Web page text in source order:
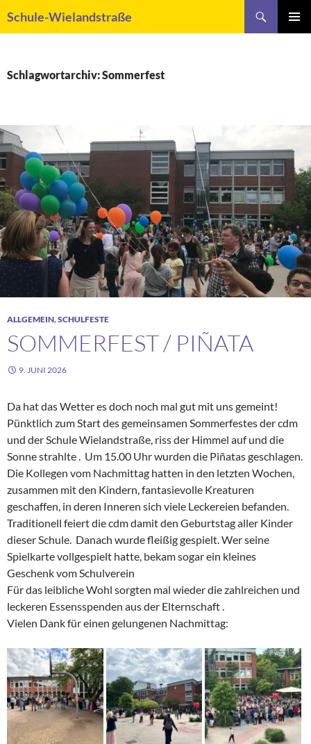
Inhalt
Schule-Wielandstraße
Schlagwortarchiv: Sommerfest
ALLGEMEIN,SCHULFESTE
SOMMERFEST / PIÑATA
9. JUNI 2026
Da hat das Wetter es doch noch mal gut mit uns gemeint!
Pünktlich zum Start des gemeinsamen Sommerfestes der cdm
und der Schule Wielandstraße, riss der Himmel auf und die
Sonne strahlte . Um 15.00 Uhr wurden die Piñatas geschlagen.
Die Kollegen vom Nachmittag hatten in den letzten Wochen,
zusammen mit den Kindern, fantasievolle Kreaturen
geschaffen, in deren Inneren sich viele Leckereien befanden.
Traditionell feiert die cdm damit den Geburtstag aller Kinder
dieser Schule. Danach wurde fleißig gespielt. Wer seine
Spielkarte vollgespielt hatte, bekam sogar ein kleines
Geschenk vom Schulverein
Für das leibliche Wohl sorgten mal wieder die zahlreichen und
leckeren Essensspenden aus der Elternschaft .
Vielen Dank für einen gelungenen Nachmittag: